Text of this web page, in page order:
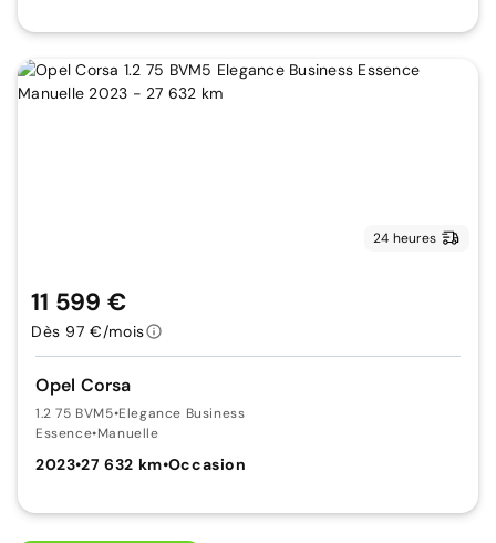
24 heures
Opel Corsa
1.2 75 BVM5•Elegance Business
Essence•Manuelle
2023•27 632 km•Occasion
11 599 €
Dès 97 €/mois